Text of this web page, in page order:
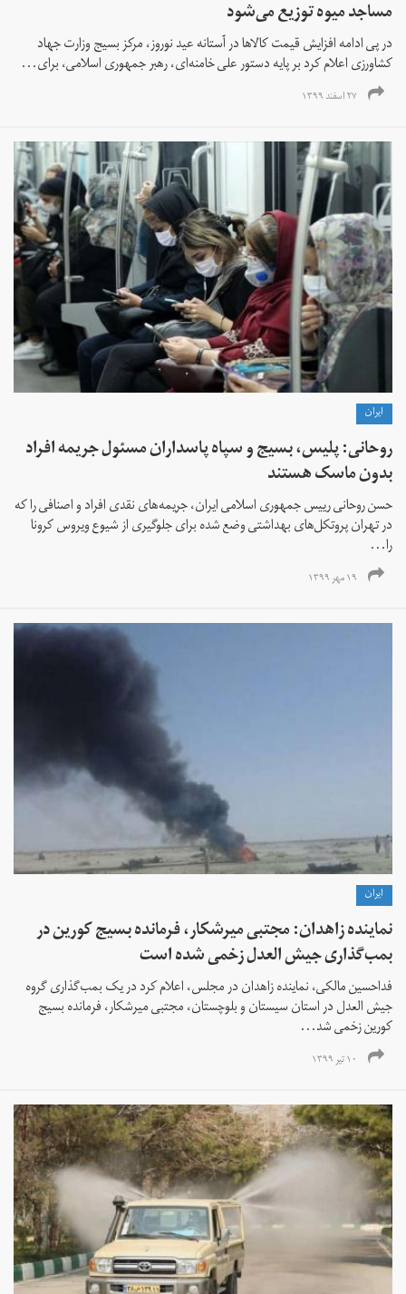
مساجد میوه توزیع می‌شود
در پی ادامه افزایش قیمت‌ کالاها در آستانه عید نوروز،‌ مرکز بسیج وزارت جهاد
کشاورزی اعلام کرد بر پایه دستور علی خامنه‌ای،‌ رهبر جمهوری اسلامی، برای...
۲۷ اسفند ۱۳۹۹
ايران
روحانی: پلیس، بسیج و سپاه پاسداران مسئول جریمه افراد
بدون ماسک هستند
حسن روحانی رییس جمهوری اسلامی ایران، جریمه‌های نقدی افراد و اصنافی را که
در تهران پروتکل‌های بهداشتی وضع شده برای جلوگیری از شیوع ویروس کرونا
را...
۱۹ مهر ۱۳۹۹
ايران
نماینده زاهدان: مجتبی میرشکار، فرمانده بسیج کورین در
بمب‌گذاری جیش العدل زخمی شده است
فداحسین مالکی، نماینده زاهدان در مجلس، اعلام کرد در یک بمب‌گذاری گروه
جیش العدل در استان سیستان و بلوچستان، مجتبی میرشکار، فرمانده بسیج
کورین زخمی شد...
۱۰ تیر ۱۳۹۹